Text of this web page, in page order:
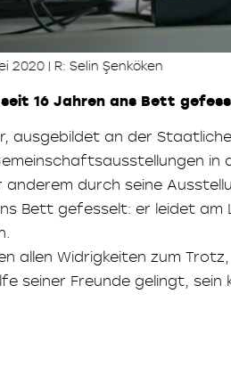
2020 | R: Selin Şenköken
16 Jahren ans Bett
ausgebildet an der
in
durch seine
Bett gefesselt: er leidet
allen Widrigkeiten zum
seiner Freunde gelingt,